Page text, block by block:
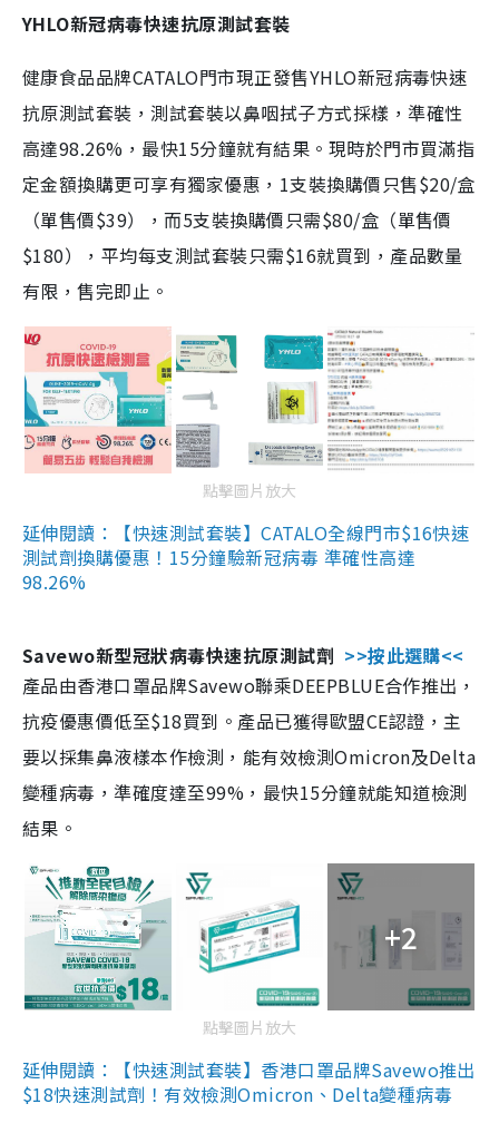
YHLO新冠病毒快速抗原測試套裝
健康食品品牌CATALO門市現正發售YHLO新冠病毒快速
抗原測試套裝，測試套裝以鼻咽拭子方式採樣，準確性
高達98.26%，最快15分鐘就有結果。現時於門市買滿指
定金額換購更可享有獨家優惠，1支裝換購價只售$20/盒
（單售價$39），而5支裝換購價只需$80/盒（單售價
$180），平均每支測試套裝只需$16就買到，產品數量
有限，售完即止。
點擊圖片放大
延伸閱讀：【快速測試套裝】CATALO全線門市$16快速
測試劑換購優惠！15分鐘驗新冠病毒 準確性高達
98.26%
Savewo新型冠狀病毒快速抗原測試劑 >>按此選購<<
產品由香港口罩品牌Savewo聯乘DEEPBLUE合作推出，
抗疫優惠價低至$18買到。產品已獲得歐盟CE認證，主
要以採集鼻液樣本作檢測，能有效檢測Omicron及Delta
變種病毒，準確度達至99%，最快15分鐘就能知道檢測
結果。
+2
點擊圖片放大
延伸閱讀：【快速測試套裝】香港口罩品牌Savewo推出
$18快速測試劑！有效檢測Omicron、Delta變種病毒